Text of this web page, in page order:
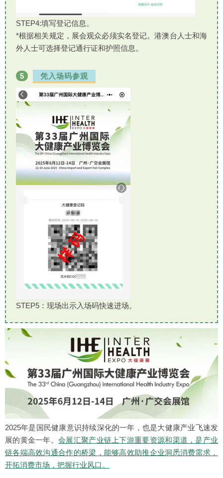
STEP4:填写登记信息。
*根据相关规定，展会观众必须实名登记。港澳台人士和海
外人士可选择登记通行证和护照信息。
5 凭入场码参观
STEP5：现场出示入场码快速进场。
2025年是国民健康意识持续深化的一年，也是大健康产业飞速发
展的黄金一年。会展汇聚产业链上下游重要资源和渠道，是产业
链各端高效沟通合作的桥梁，能够高效助推企业洞悉消费需求，
开拓消费市场，把握行业风口。